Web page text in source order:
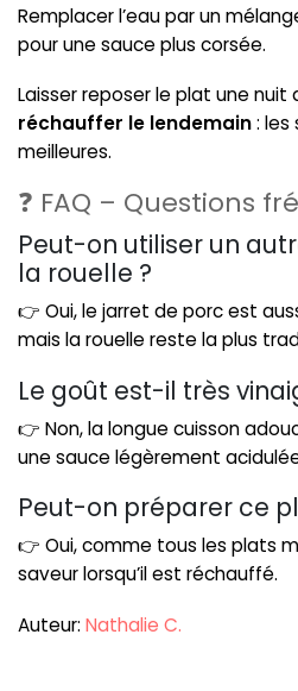
Remplacer l’eau par un
pour une sauce plus corsée.
Laisser reposer le plat une
réchauffer le lendemain: les
meilleures.
❓ FAQ – Questions
Peut-on utiliser un
la rouelle ?
👉 Oui, le jarret de porc est
mais la rouelle reste la plus
Le goût est-il très
👉 Non, la longue cuisson
une sauce légèrement
Peut-on préparer ce
👉 Oui, comme tous les plats
saveur lorsqu’il est réchauffé.
Auteur: Nathalie C.